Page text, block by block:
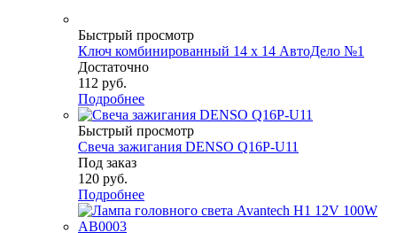
Быстрый просмотр
Ключ комбинированный 14 х 14 АвтоДело №1
Достаточно
112 руб.
Подробнее
Быстрый просмотр
Свеча зажигания DENSO Q16P-U11
Под заказ
120 руб.
Подробнее